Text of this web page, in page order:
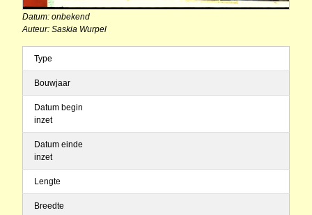
Datum: onbekend
Auteur: Saskia Wurpel
Type
Bouwjaar
Datum begin
inzet
Datum einde
inzet
Lengte
Breedte